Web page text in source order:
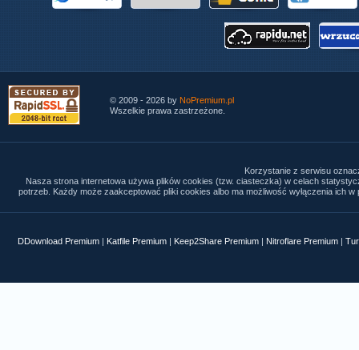
© 2009 - 2026 by NoPremium.pl
Wszelkie prawa zastrzeżone.
Korzystanie z serwisu
Nasza strona internetowa używa plików cookies (tzw. ciasteczka) w celach
potrzeb. Każdy może zaakceptować pliki cookies albo ma możliwość wyłączenia ich
DDownload Premium | Katfile Premium | Keep2Share Premium | Nitroflare Premium |